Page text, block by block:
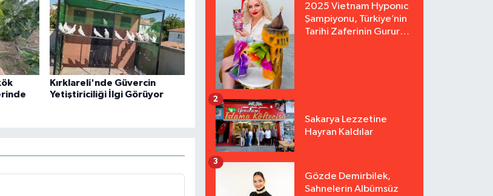
Kırklareli'nde Güvercin
Yetiştiriciliği İlgi Görüyor
2025 Vietnam Hyponıc
Şampiyonu, Türkiye’nin
Tarihi Zaferinin Gururu
Sakarya Lezzetine
Hayran Kaldılar
2
Gözde Demirbilek,
Sahnelerin Albümsüz
3